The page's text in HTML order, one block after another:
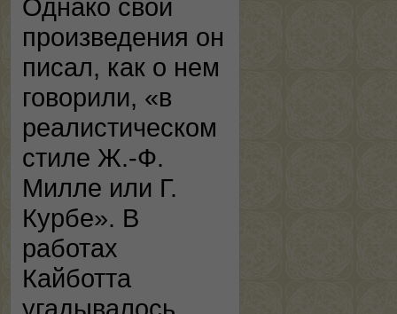
Однако свои
произведения он
писал, как о нем
говорили, «в
реалистическом
стиле Ж.-Ф.
Милле или Г.
Курбе». В
работах
Кайботта